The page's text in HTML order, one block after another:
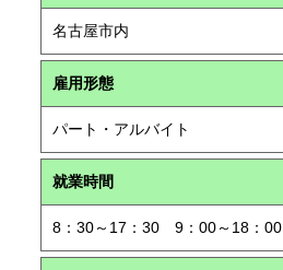
名古屋市内
雇用形態
パート・アルバイト
就業時間
8：30～17：30 9：00～18：00